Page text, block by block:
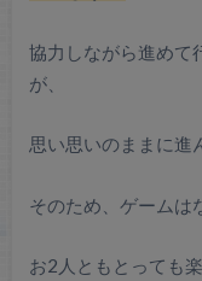
協力しながら進めて
が、
思い思いのままに進
そのため、ゲームは
お2人ともとっても